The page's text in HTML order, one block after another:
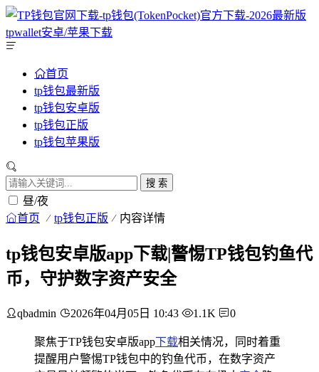
首页
tp钱包最新版
tp钱包安卓版
tp钱包正版
tp钱包苹果版
搜 索
昼/夜
首页 tp钱包正版 内容详情
tp钱包安卓版app下载|警惕TP钱包钓鱼代
币，守护数字资产安全
qbadmin 2026年04月05日 10:43 1.1K 0
聚焦于TP钱包安卓版app下载相关情况，同时着重
提醒用户警惕TP钱包中的钓鱼代币，在数字资产